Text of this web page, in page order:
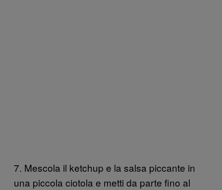
7. Mescola il ketchup e la salsa piccante in
una piccola ciotola e metti da parte fino al